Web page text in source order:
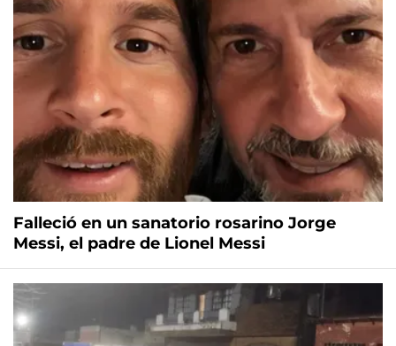
Falleció en un sanatorio rosarino Jorge
Messi, el padre de Lionel Messi